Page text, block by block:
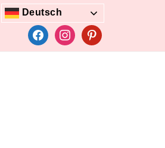
Deutsch
facebookinstagrampinterest